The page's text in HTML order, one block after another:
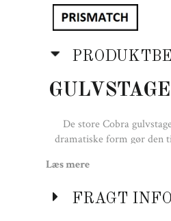
De store Cobra
dramatiske form gør den
flot designfigur, der med
Læs mere
FRAGT